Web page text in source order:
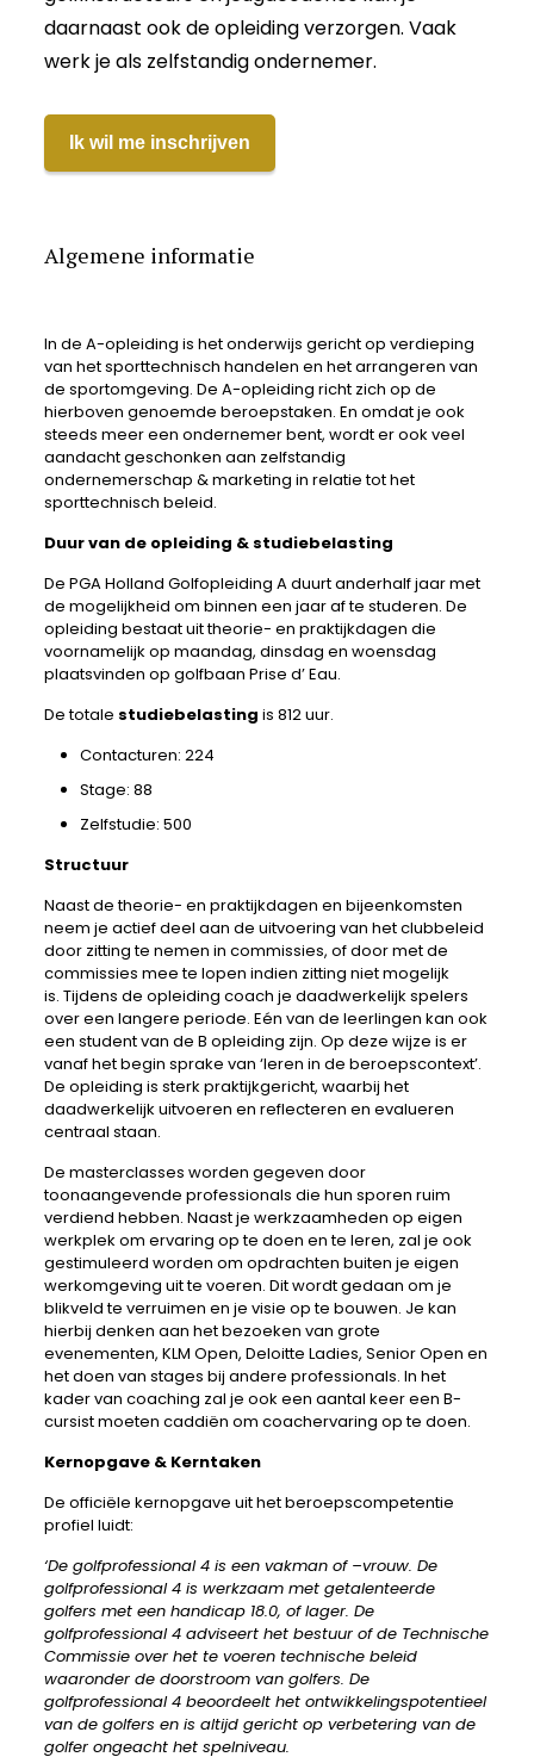
daarnaast ook de opleiding verzorgen. Vaak
werk je als zelfstandig ondernemer.
Ik wil me inschrijven
Algemene informatie
In de A-opleiding is het onderwijs gericht op verdieping
van het sporttechnisch handelen en het arrangeren van
de sportomgeving. De A-opleiding richt zich op de
hierboven genoemde beroepstaken. En omdat je ook
steeds meer een ondernemer bent, wordt er ook veel
aandacht geschonken aan zelfstandig
ondernemerschap & marketing in relatie tot het
sporttechnisch beleid.
Duur van de opleiding & studiebelasting
De PGA Holland Golfopleiding A duurt anderhalf jaar met
de mogelijkheid om binnen een jaar af te studeren. De
opleiding bestaat uit theorie- en praktijkdagen die
voornamelijk op maandag, dinsdag en woensdag
plaatsvinden op golfbaan Prise d’ Eau.
De totale studiebelasting is 812 uur.
Contacturen: 224
Stage: 88
Zelfstudie: 500
Structuur
Naast de theorie- en praktijkdagen en bijeenkomsten
neem je actief deel aan de uitvoering van het clubbeleid
door zitting te nemen in commissies, of door met de
commissies mee te lopen indien zitting niet mogelijk
is. Tijdens de opleiding coach je daadwerkelijk spelers
over een langere periode. Eén van de leerlingen kan ook
een student van de B opleiding zijn. Op deze wijze is er
vanaf het begin sprake van ‘leren in de beroepscontext’.
De opleiding is sterk praktijkgericht, waarbij het
daadwerkelijk uitvoeren en reflecteren en evalueren
centraal staan.
De masterclasses worden gegeven door
toonaangevende professionals die hun sporen ruim
verdiend hebben. Naast je werkzaamheden op eigen
werkplek om ervaring op te doen en te leren, zal je ook
gestimuleerd worden om opdrachten buiten je eigen
werkomgeving uit te voeren. Dit wordt gedaan om je
blikveld te verruimen en je visie op te bouwen. Je kan
hierbij denken aan het bezoeken van grote
evenementen, KLM Open, Deloitte Ladies, Senior Open en
het doen van stages bij andere professionals. In het
kader van coaching zal je ook een aantal keer een B-
cursist moeten caddiën om coachervaring op te doen.
Kernopgave & Kerntaken
De officiële kernopgave uit het beroepscompetentie
profiel luidt:
‘De golfprofessional 4 is een vakman of –vrouw. De
golfprofessional 4 is werkzaam met getalenteerde
golfers met een handicap 18.0, of lager. De
golfprofessional 4 adviseert het bestuur of de Technische
Commissie over het te voeren technische beleid
waaronder de doorstroom van golfers. De
golfprofessional 4 beoordeelt het ontwikkelingspotentieel
van de golfers en is altijd gericht op verbetering van de
golfer ongeacht het spelniveau.